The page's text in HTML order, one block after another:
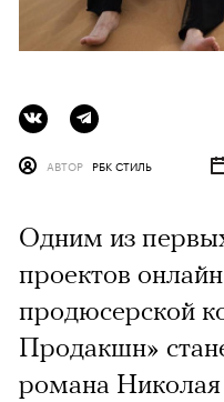
АВТОР РБК СТИЛЬ
Одним из
проектов
продюсерской
Продакшн»
романа